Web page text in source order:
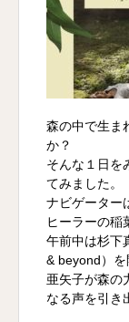
森の中で生ま
か？
そんな１日を
てみました。
ナビゲーター
ヒーラーの稲
午前中は杉下
& beyond）
亜矢子が森の
なる声を引き